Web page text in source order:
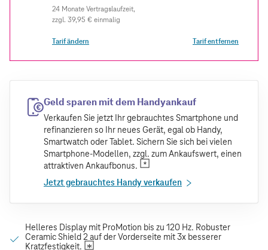
zzgl. 39,95 € einmalig
Tarif ändern Tarif entfernen
Geld sparen mit dem Handyankauf
Verkaufen Sie jetzt Ihr gebrauchtes Smartphone und
refinanzieren so Ihr neues Gerät, egal ob Handy,
Smartwatch oder Tablet. Sichern Sie sich bei vielen
Smartphone-Modellen, zzgl. zum Ankaufswert, einen
attraktiven Ankaufbonus.
Jetzt gebrauchtes Handy verkaufen